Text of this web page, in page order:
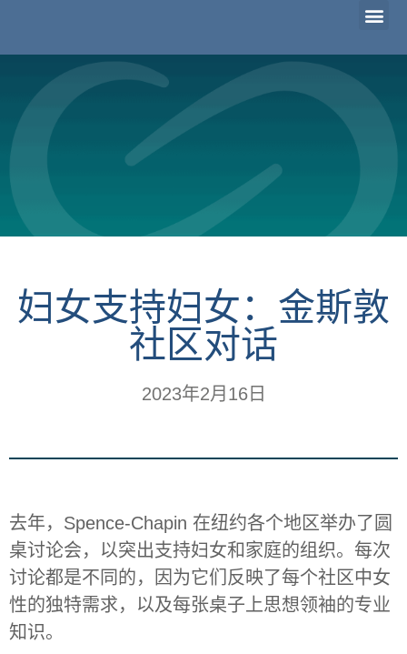
妇女支持妇女：金斯敦
社区对话
2023年2月16日
去年，Spence-Chapin 在纽约各个地区举办了圆
桌讨论会，以突出支持妇女和家庭的组织。每次
讨论都是不同的，因为它们反映了每个社区中女
性的独特需求，以及每张桌子上思想领袖的专业
知识。